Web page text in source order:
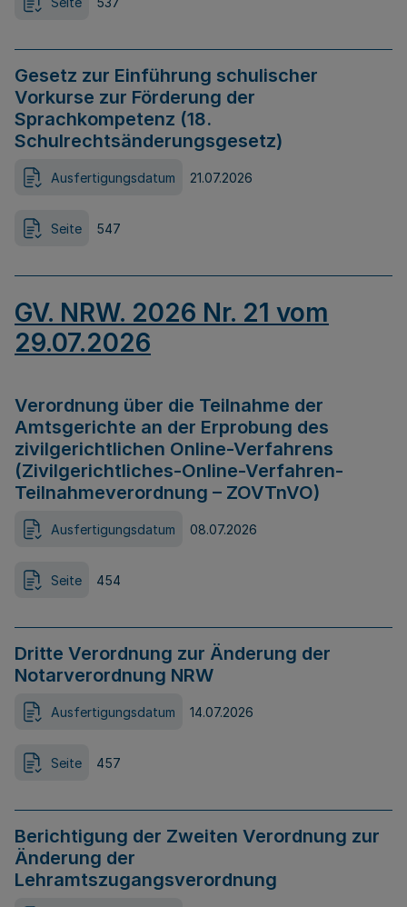
Gesetz zur Einführung schulischer
Vorkurse zur Förderung der
Sprachkompetenz (18.
Schulrechtsänderungsgesetz)
Ausfertigungsdatum 21.07.2026
Seite 547
GV. NRW. 2026 Nr. 21 vom
29.07.2026
Verordnung über die Teilnahme der
Amtsgerichte an der Erprobung des
zivilgerichtlichen Online-Verfahrens
(Zivilgerichtliches-Online-Verfahren-
Teilnahmeverordnung – ZOVTnVO)
Ausfertigungsdatum 08.07.2026
Seite 454
Dritte Verordnung zur Änderung der
Notarverordnung NRW
Ausfertigungsdatum 14.07.2026
Seite 457
Berichtigung der Zweiten Verordnung zur
Änderung der
Lehramtszugangsverordnung